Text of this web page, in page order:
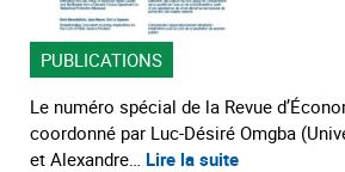
PUBLICATIONS
Le numéro spécial de la Revue
coordonné par Luc-Désiré Omgba
et Alexandre… Lire la suite